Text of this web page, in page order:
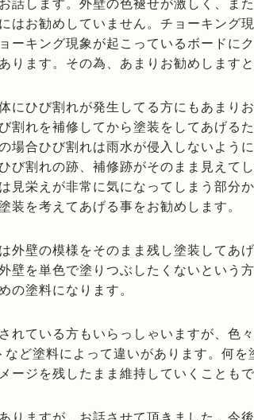
話します。外壁の色褪せが激しく、ま
はお勧めしていません。チョーキング
ーキング現象が起こっているボードに
ります。その為、あまりお勧めしますと
にひび割れが発生してる方にもあまり
割れを補修してから塗装をしてあげる
場合ひび割れは雨水が侵入しないよう
び割れの跡、補修跡がそのまま見えて
見栄えが非常に気になってしまう部分
装を考えてあげる事をお勧めします。
外壁の模様をそのまま残し塗装してあ
壁を単色で塗りつぶしたくないという
の塗料になります。
れている方もいらっしゃいますが、色
ど塗料によって違いがあります。何を
ージを残したまま維持していくこともで